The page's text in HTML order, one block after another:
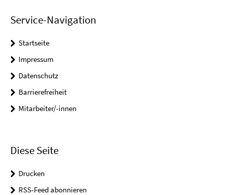
Service-Navigation
Startseite
Impressum
Datenschutz
Barrierefreiheit
Mitarbeiter/-innen
Diese Seite
Drucken
RSS-Feed abonnieren